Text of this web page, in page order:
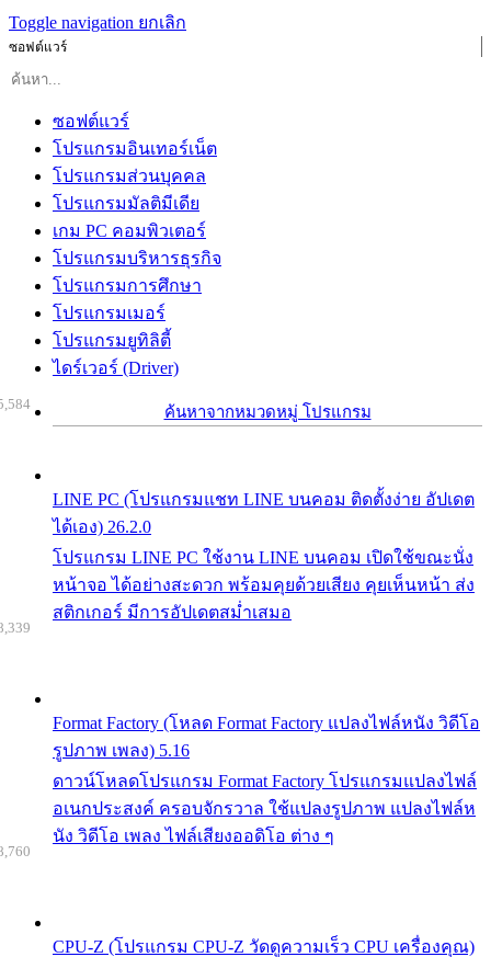
Toggle navigation ยกเลิก
ซอฟต์แวร์
ซอฟต์แวร์
โปรแกรมอินเทอร์เน็ต
โปรแกรมส่วนบุคคล
โปรแกรมมัลติมีเดีย
เกม PC คอมพิวเตอร์
โปรแกรมบริหารธุรกิจ
โปรแกรมการศึกษา
โปรแกรมเมอร์
โปรแกรมยูทิลิตี้
ไดร์เวอร์ (Driver)
ค้นหาจากหมวดหมู่ โปรแกรม
LINE PC (โปรแกรมแชท LINE บนคอม ติดตั้งง่าย อัปเดต
ได้เอง) 26.2.0
โปรแกรม LINE PC ใช้งาน LINE บนคอม เปิดใช้ขณะนั่ง
หน้าจอ ได้อย่างสะดวก พร้อมคุยด้วยเสียง คุยเห็นหน้า ส่ง
สติกเกอร์ มีการอัปเดตสม่ำเสมอ
Format Factory (โหลด Format Factory แปลงไฟล์หนัง วิดีโอ
รูปภาพ เพลง) 5.16
ดาวน์โหลดโปรแกรม Format Factory โปรแกรมแปลงไฟล์
อเนกประสงค์ ครอบจักรวาล ใช้แปลงรูปภาพ แปลงไฟล์ห
นัง วิดีโอ เพลง ไฟล์เสียงออดิโอ ต่าง ๆ
CPU-Z (โปรแกรม CPU-Z วัดดูความเร็ว CPU เครื่องคุณ)